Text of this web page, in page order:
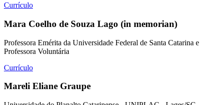
Currículo
Mara Coelho de Souza Lago (in memorian)
Professora Emérita da Universidade Federal de Santa Catarina e
Professora Voluntária
Currículo
Mareli Eliane Graupe